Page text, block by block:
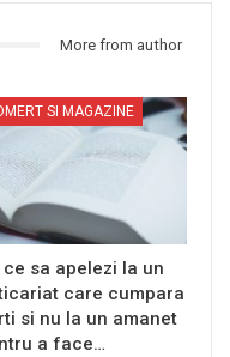
More from author
SI MAGAZINE
ce sa apelezi la un
care cumpara
si nu la un amanet
a face…